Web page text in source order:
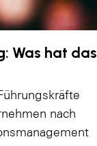
Was hat das
nach